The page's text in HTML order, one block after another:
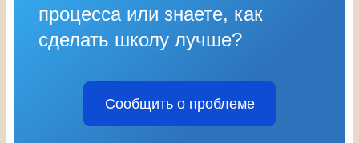
процесса или знаете, как
сделать школу лучше?
Сообщить о проблеме